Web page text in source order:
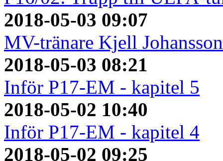
2018-05-03 09:07
MV-tränare Kjell
2018-05-03 08:21
Inför P17-EM - kapitel 5
2018-05-02 10:40
Inför P17-EM - kapitel 4
2018-05-02 09:25